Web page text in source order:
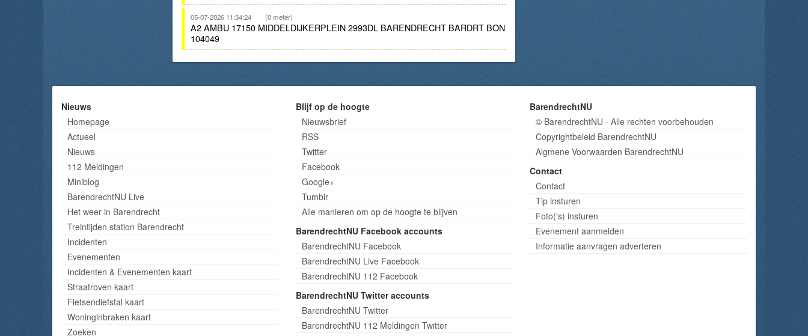
05-07-2026 11:34:24 (0 meter)
A2 AMBU 17150 MIDDELDIJKERPLEIN 2993DL BARENDRECHT BARDRT BON
104049
Nieuws
Homepage
Actueel
Nieuws
112 Meldingen
Miniblog
BarendrechtNU Live
Het weer in Barendrecht
Treintijden station Barendrecht
Incidenten
Evenementen
Incidenten & Evenementen kaart
Straatroven kaart
Fietsendiefstal kaart
Woninginbraken kaart
Zoeken
Blijf op de hoogte
Nieuwsbrief
RSS
Twitter
Facebook
Google+
Tumblr
Alle manieren om op de hoogte te blijven
BarendrechtNU Facebook accounts
BarendrechtNU Facebook
BarendrechtNU Live Facebook
BarendrechtNU 112 Facebook
BarendrechtNU Twitter accounts
BarendrechtNU Twitter
BarendrechtNU 112 Meldingen Twitter
BarendrechtNU
© BarendrechtNU - Alle rechten voorbehouden
Copyrightbeleid BarendrechtNU
Algmene Voorwaarden BarendrechtNU
Contact
Contact
Tip insturen
Foto('s) insturen
Evenement aanmelden
Informatie aanvragen adverteren